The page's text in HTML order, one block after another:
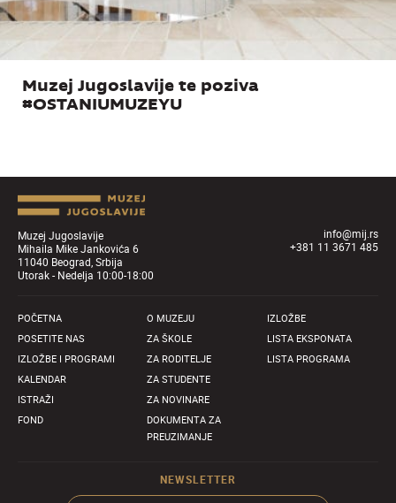
Muzej Jugoslavije te poziva
#OSTANIUMUZEYU
Muzej Jugoslavije
Mihaila Mike Jankovića 6
11040 Beograd, Srbija
Utorak - Nedelja 10:00-18:00
info@mij.rs
+381 11 3671 485
POČETNA
POSETITE NAS
IZLOŽBE I PROGRAMI
KALENDAR
ISTRAŽI
FOND
O MUZEJU
ZA ŠKOLE
ZA RODITELJE
ZA STUDENTE
ZA NOVINARE
DOKUMENTA ZA
PREUZIMANJE
IZLOŽBE
LISTA EKSPONATA
LISTA PROGRAMA
NEWSLETTER